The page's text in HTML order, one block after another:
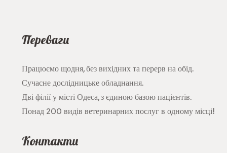
Переваги
Працюємо щодня, без вихідних та перерв на обід.
Сучасне дослідницьке обладнання.
Дві філії у місті Одеса, з єдиною базою пацієнтів.
Понад 200 видів ветеринарних послуг в одному місці!
Контакти